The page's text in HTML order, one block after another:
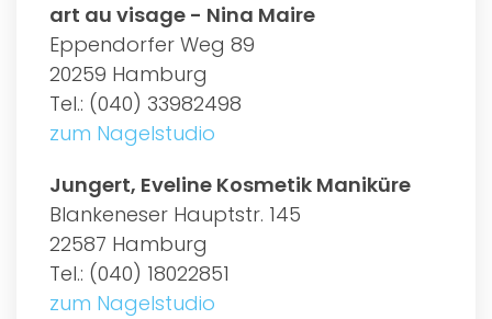
art au visage - Nina Maire
Eppendorfer Weg 89
20259 Hamburg
Tel.: (040) 33982498
zum Nagelstudio
Jungert, Eveline Kosmetik Maniküre
Blankeneser Hauptstr. 145
22587 Hamburg
Tel.: (040) 18022851
zum Nagelstudio